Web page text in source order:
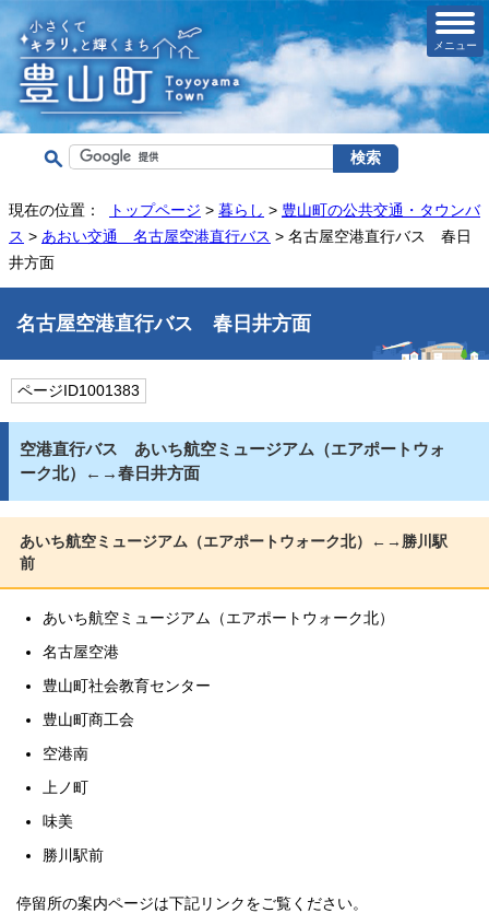
メニュー
現在の位置： トップページ > 暮らし > 豊山町の公共交通・タウンバ
ス > あおい交通 名古屋空港直行バス > 名古屋空港直行バス 春日
井方面
名古屋空港直行バス 春日井方面
ページID1001383
空港直行バス あいち航空ミュージアム（エアポートウォ
ーク北）←→春日井方面
あいち航空ミュージアム（エアポートウォーク北）←→勝川駅
前
あいち航空ミュージアム（エアポートウォーク北）
名古屋空港
豊山町社会教育センター
豊山町商工会
空港南
上ノ町
味美
勝川駅前
停留所の案内ページは下記リンクをご覧ください。